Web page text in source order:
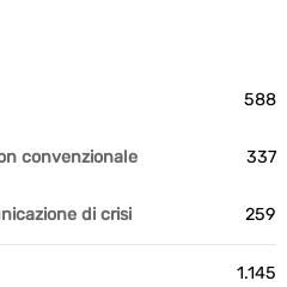
588
convenzionale 337
di crisi 259
1.145